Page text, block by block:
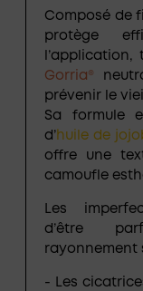
Composé de
protège
l’application,
Gorria®
prévenir le
Sa formule
d’huile de
offre une
camoufle
Les
d’être
rayonnement
- Les